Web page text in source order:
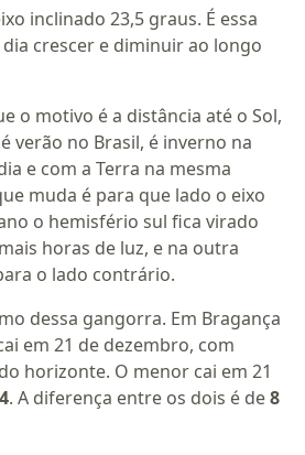
inclinado 23,5 graus. É essa
crescer e diminuir ao longo
o motivo é a distância até o Sol,
verão no Brasil, é inverno na
e com a Terra na mesma
muda é para que lado o eixo
o hemisfério sul fica virado
horas de luz, e na outra
o lado contrário.
dessa gangorra. Em Bragança
em 21 de dezembro, com
horizonte. O menor cai em 21
. A diferença entre os dois é de8